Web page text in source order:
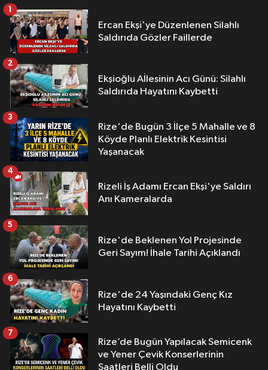
Ercan Ekşi'ye Düzenlenen Silahlı
Saldırıda Gözler Faillerde
1
Ekşioğlu Aİlesinin Acı Günü: Silahlı
Saldırıda Hayatını Kaybetti
2
Rize'de Bugün 3 İlçe 5 Mahalle ve 8
Köyde Planlı Elektrik Kesintisi
Yaşanacak
3
Rizeli İş Adamı Ercan Ekşi'ye Saldırı
Anı Kameralarda
4
Rize'de Beklenen Yol Projesinde
Geri Sayım! İhale Tarihi Açıklandı
5
Rize'de 24 Yaşındaki Genç Kız
Hayatını Kaybetti
6
Rize’de Bugün Yapılacak Semicenk
ve Yener Çevik Konserlerinin
Saatleri Belli Oldu
7